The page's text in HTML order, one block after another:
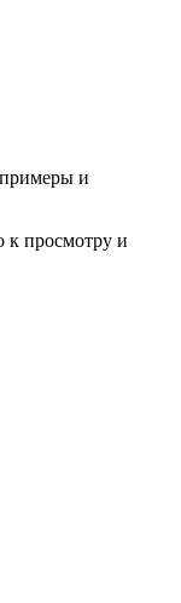
и
к просмотру и